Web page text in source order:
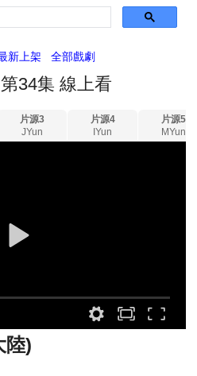
新上架 全部戲劇
34集 線上看
片源3
JYun
片源4
IYun
片源5
MYun
陸)